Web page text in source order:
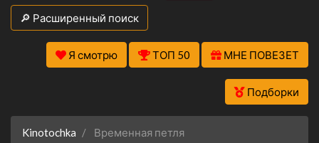
🔎 Расширенный поиск
Я смотрю ТОП 50 МНЕ ПОВЕЗЕТ
Подборки
Kinotochka Временная петля